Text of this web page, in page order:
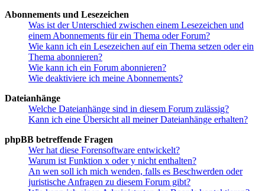
Abonnements und Lesezeichen
Was ist der Unterschied zwischen einem Lesezeichen und
einem Abonnements für ein Thema oder Forum?
Wie kann ich ein Lesezeichen auf ein Thema setzen oder ein
Thema abonnieren?
Wie kann ich ein Forum abonnieren?
Wie deaktiviere ich meine Abonnements?
Dateianhänge
Welche Dateianhänge sind in diesem Forum zulässig?
Kann ich eine Übersicht all meiner Dateianhänge erhalten?
phpBB betreffende Fragen
Wer hat diese Forensoftware entwickelt?
Warum ist Funktion x oder y nicht enthalten?
An wen soll ich mich wenden, falls es Beschwerden oder
juristische Anfragen zu diesem Forum gibt?